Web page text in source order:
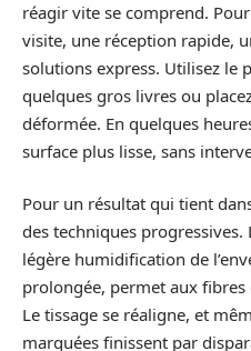
réagir vite se comprend.
visite, une réception rapide,
solutions express. Utilisez le
quelques gros livres ou
déformée. En quelques
surface plus lisse, sans
Pour un résultat qui tient
des techniques progressives.
légère humidification de
prolongée, permet aux fibres
Le tissage se réaligne, et
marquées finissent par